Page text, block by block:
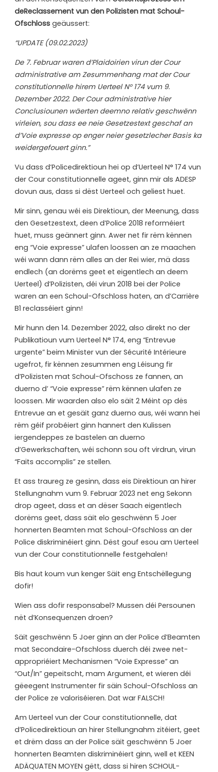
deReclassement vun den Polizisten mat Schoul-
Ofschloss geäussert:
“UPDATE (09.02.2023)
De 7. Februar waren d’Plaidoirien virun der Cour
administrative am Zesummenhang mat der Cour
constitutionnelle hirem Uerteel N° 174 vum 9.
Dezember 2022. Der Cour administrative hier
Conclusiounen wäerten deemno relativ geschwënn
virleien, sou dass ee neie Gesetzestext geschaf an
d’Voie expresse op enger neier gesetzlecher Basis ka
weidergefouert ginn.”
Vu dass d’Policedirektioun hei op d’Uerteel N° 174 vun
der Cour constitutionnelle ageet, ginn mir als ADESP
dovun aus, dass si dëst Uerteel och geliest huet.
Mir sinn, genau wéi eis Direktioun, der Meenung, dass
den Gesetzestext, deen d’Police 2018 reforméiert
huet, muss geännert ginn. Awer net fir rëm kënnen
eng “Voie expresse” ulafen loossen an ze maachen
wéi wann dann rëm alles an der Rei wier, mä dass
endlech (an dorëms geet et eigentlech an deem
Uerteel) d’Polizisten, déi virun 2018 bei der Police
waren an een Schoul-Ofschloss haten, an d’Carrière
B1 reclasséiert ginn!
Mir hunn den 14. Dezember 2022, also direkt no der
Publikatioun vum Uerteel N° 174, eng “Entrevue
urgente” beim Minister vun der Sécurité Intérieure
ugefrot, fir kënnen zesummen eng Léisung fir
d’Polizisten mat Schoul-Ofschoss ze fannen, an
duerno d’ “Voie expresse” rëm kënnen ulafen ze
loossen. Mir waarden also elo säit 2 Méint op dës
Entrevue an et gesäit ganz duerno aus, wéi wann hei
rëm géif probéiert ginn hannert den Kulissen
iergendeppes ze bastelen an duerno
d’Gewerkschaften, wéi schonn sou oft virdrun, virun
“Faits accomplis” ze stellen.
Et ass traureg ze gesinn, dass eis Direktioun an hirer
Stellungnahm vum 9. Februar 2023 net eng Sekonn
drop ageet, dass et an dëser Saach eigentlech
dorëms geet, dass säit elo geschwënn 5 Joer
honnerten Beamten mat Schoul-Ofschloss an der
Police diskriminéiert ginn. Dëst gouf esou am Uerteel
vun der Cour constitutionnelle festgehalen!
Bis haut koum vun kenger Säit eng Entschëllegung
dofir!
Wien ass dofir responsabel? Mussen déi Persounen
nët d’Konsequenzen droen?
Säit geschwënn 5 Joer ginn an der Police d’Beamten
mat Secondaire-Ofschloss duerch déi zwee net-
appropriéiert Mechanismen “Voie Expresse” an
“Out/In” gepeitscht, mam Argument, et wieren déi
gëeegent Instrumenter fir säin Schoul-Ofschloss an
der Police ze valoriséieren. Dat war FALSCH!
Am Uerteel vun der Cour constitutionnelle, dat
d’Policedirektioun an hirer Stellungnahm zitéiert, geet
et drëm dass an der Police säit geschwënn 5 Joer
honnerten Beamten diskriminéiert ginn, well et KEEN
ADÄQUATEN MOYEN gëtt, dass si hiren SCHOUL-